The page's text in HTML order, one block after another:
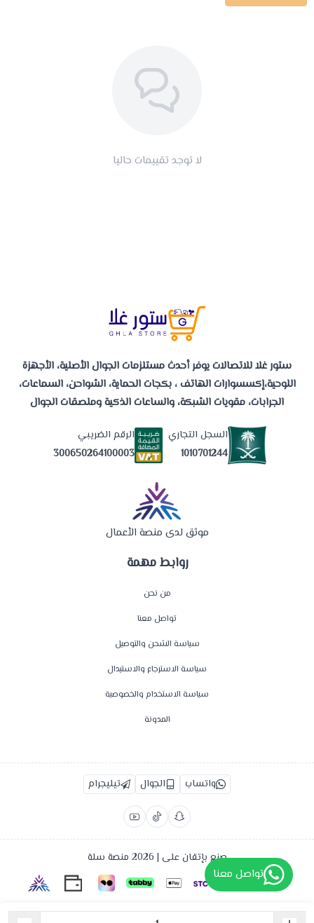
لا توجد تقييمات حاليا
روابط مهمة
من نحن
تواصل معنا
سياسة الشحن والتوصيل
سياسة الاسترجاع والاستبدال
سياسة الاستخدام والخصوصية
المدونة
ستور غلا للاتصالات يوفر أحدث مستلزمات الجوال الأصلية، الأجهزة
اللوحية،إكسسوارات الهاتف ، بكجات الحماية، الشواحن، السماعات،
الجرابات، مقويات الشبكة، والساعات الذكية وملصقات الجوال
السجل التجاري
1010701244
الرقم الضريبي
300650264100003
موثق لدى منصة الأعمال
واتساب الجوال تيليجرام
صنع بإتقان على | 2026 منصة سلة
تواصل معنا